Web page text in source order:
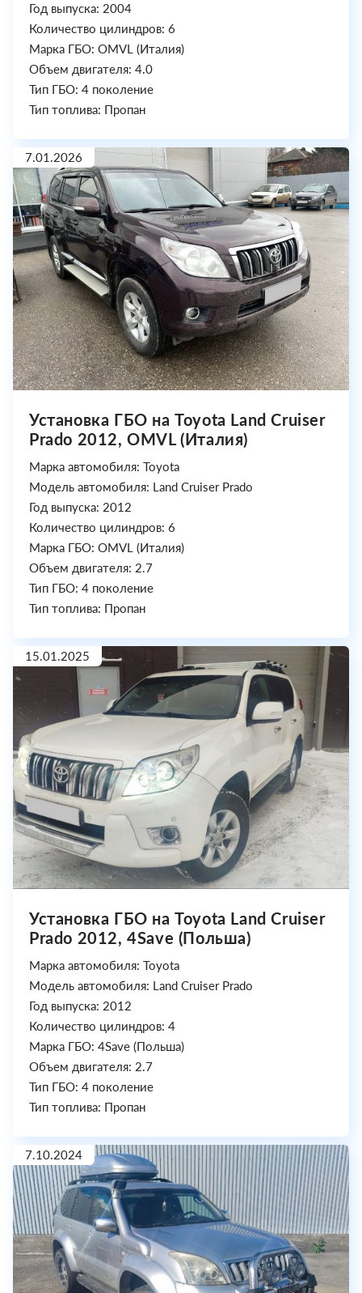
Год выпуска: 2004
Количество цилиндров: 6
Марка ГБО: OMVL (Италия)
Объем двигателя: 4.0
Тип ГБО: 4 поколение
Тип топлива: Пропан
7.01.2026
Установка ГБО на Toyota Land Cruiser
Prado 2012, OMVL (Италия)
Марка автомобиля: Toyota
Модель автомобиля: Land Cruiser Prado
Год выпуска: 2012
Количество цилиндров: 6
Марка ГБО: OMVL (Италия)
Объем двигателя: 2.7
Тип ГБО: 4 поколение
Тип топлива: Пропан
15.01.2025
Установка ГБО на Toyota Land Cruiser
Prado 2012, 4Save (Польша)
Марка автомобиля: Toyota
Модель автомобиля: Land Cruiser Prado
Год выпуска: 2012
Количество цилиндров: 4
Марка ГБО: 4Save (Польша)
Объем двигателя: 2.7
Тип ГБО: 4 поколение
Тип топлива: Пропан
7.10.2024